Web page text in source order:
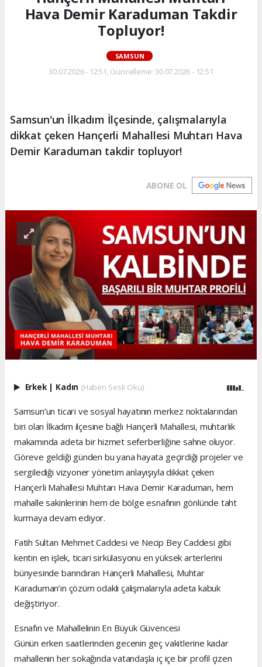
Hava Demir Karaduman Takdir
Topluyor!
SAMSUN
30.07.2026 - 12:51, Güncelleme: 30.07.2026 - 12:51
Samsun'un İlkadım İlçesinde, çalışmalarıyla
dikkat çeken Hançerli Mahallesi Muhtarı Hava
Demir Karaduman takdir topluyor!
ABONE OL
Erkek | Kadın (Haberi Sesli Oku)
Samsun’un ticari ve sosyal hayatının merkez noktalarından
biri olan İlkadım ilçesine bağlı Hançerli Mahallesi, muhtarlık
makamında adeta bir hizmet seferberliğine sahne oluyor.
Göreve geldiği günden bu yana hayata geçirdiği projeler ve
sergilediği vizyoner yönetim anlayışıyla dikkat çeken
Hançerli Mahallesi Muhtarı Hava Demir Karaduman, hem
mahalle sakinlerinin hem de bölge esnafının gönlünde taht
kurmaya devam ediyor.
Fatih Sultan Mehmet Caddesi ve Necip Bey Caddesi gibi
kentin en işlek, ticari sirkülasyonu en yüksek arterlerini
bünyesinde barındıran Hançerli Mahallesi, Muhtar
Karaduman’ın çözüm odaklı çalışmalarıyla adeta kabuk
değiştiriyor.
Esnafın ve Mahallelinin En Büyük Güvencesi
Günün erken saatlerinden gecenin geç vakitlerine kadar
mahallenin her sokağında vatandaşla iç içe bir profil çizen